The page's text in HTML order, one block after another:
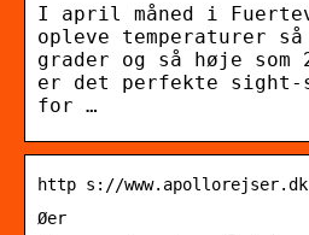
I april måned i
opleve temperaturer så
grader og så høje som
er det perfekte sight-
for …
http s://
Øer